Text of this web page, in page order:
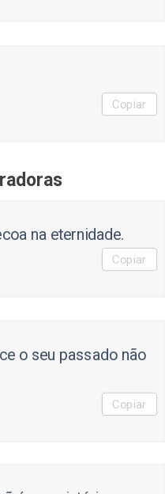
Copiar
na eternidade.
Copiar
o seu passado não
Copiar